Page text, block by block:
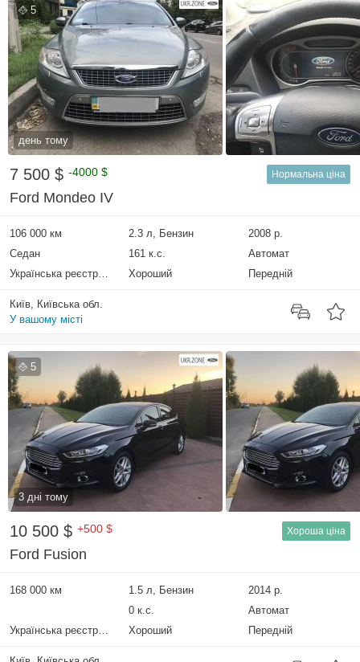
5
день тому
7 500 $ -4000 $ Нормальна ціна
Ford Mondeo IV
106 000 км 2.3 л, Бензин
2008 р.
Седан
161 к.с.
Автомат
Українська реєстрація
Хороший Передній
Київ, Київська обл.
У вашому місті
5
3 дні тому
10 500 $ +500 $ Хороша ціна
Ford Fusion
168 000 км 1.5 л, Бензин
2014 р.
0 к.с.
Автомат
Українська реєстрація
Хороший Передній